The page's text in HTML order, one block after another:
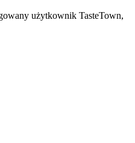
użytkownik TasteTown,